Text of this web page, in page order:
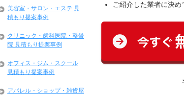
ご紹介した業者に決め
美容室・サロン・エステ 見
積もり提案事例
クリニック・歯科医院・整骨
院 見積もり提案事例
オフィス・ジム・スクール
見積もり提案事例
アパレル・ショップ・雑貨屋